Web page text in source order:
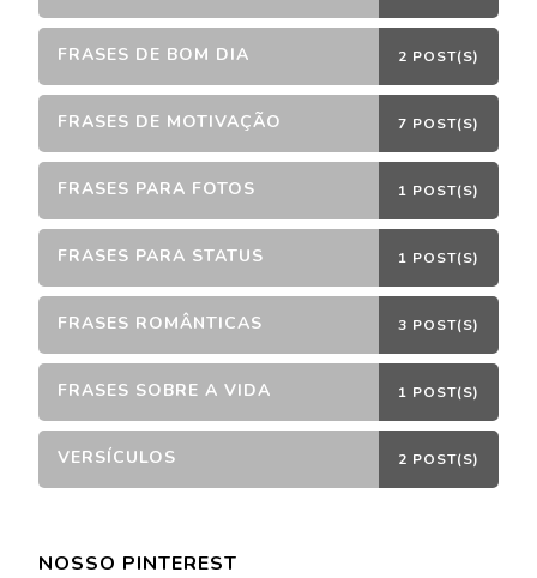
FRASES DE BOM DIA 2 POST(S)
FRASES DE MOTIVAÇÃO 7 POST(S)
FRASES PARA FOTOS 1 POST(S)
FRASES PARA STATUS 1 POST(S)
FRASES ROMÂNTICAS 3 POST(S)
FRASES SOBRE A VIDA 1 POST(S)
VERSÍCULOS 2 POST(S)
NOSSO PINTEREST